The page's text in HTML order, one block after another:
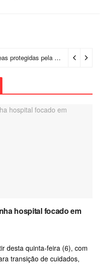
Salvador chegará a 640 áreas protegidas pela Prefeitura com investimentos em contenções de encostas e prevenção de riscos
hospital focado em
desta quinta-feira (6), com
transição de cuidados,